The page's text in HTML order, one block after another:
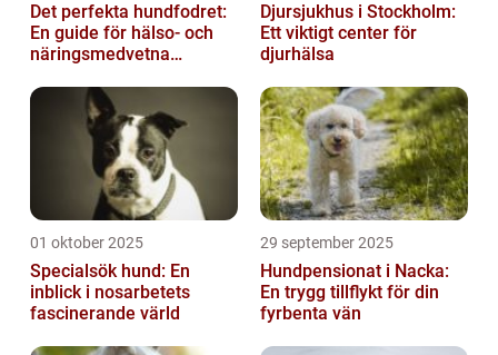
Det perfekta hundfodret:
En guide för hälso- och
näringsmedvetna
Djursjukhus i Stockholm:
Ett viktigt center för
djurhälsa
01 oktober 2025
Specialsök hund: En
inblick i nosarbetets
fascinerande värld
29 september 2025
Hundpensionat i Nacka:
En trygg tillflykt för din
fyrbenta vän